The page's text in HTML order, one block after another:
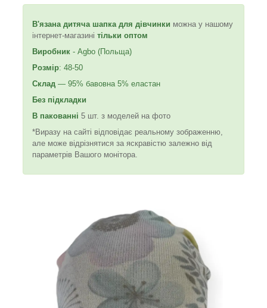
В'язана дитяча шапка для дівчинки можна у нашому
інтернет-магазині тільки оптом
Виробник - Agbo (Польща)
Розмір: 48-50
Склад — 95% бавовна 5% еластан
Без підкладки
В пакованні 5 шт. з моделей на фото
*Виразу на сайті відповідає реальному зображенню,
але може відрізнятися за яскравістю залежно від
параметрів Вашого монітора.